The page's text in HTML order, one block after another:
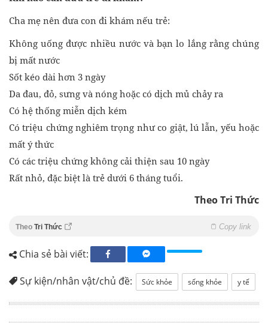
Cha mẹ nên đưa con đi khám nếu trẻ:
Không uống được nhiều nước và bạn lo lắng rằng chúng
bị mất nước
Sốt kéo dài hơn 3 ngày
Da đau, đỏ, sưng và nóng hoặc có dịch mủ chảy ra
Có hệ thống miễn dịch kém
Có triệu chứng nghiêm trọng như co giật, lú lẫn, yếu hoặc
mất ý thức
Có các triệu chứng không cải thiện sau 10 ngày
Rất nhỏ, đặc biệt là trẻ dưới 6 tháng tuổi.
Theo Tri Thức
Theo Tri Thức Copy link
Chia sẻ bài viết:
Sự kiện/nhân vật/chủ đề: Sức khỏe sống khỏe y tế